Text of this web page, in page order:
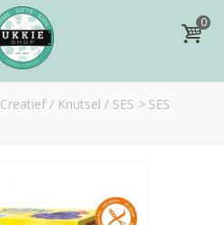
0
Creatief / Knutsel / SES > SES